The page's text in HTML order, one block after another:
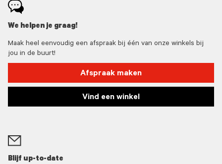
We helpen je graag!
Maak heel eenvoudig een afspraak bij één van onze winkels bij
jou in de buurt!
Afspraak maken
Vind een winkel
Blijf up-to-date